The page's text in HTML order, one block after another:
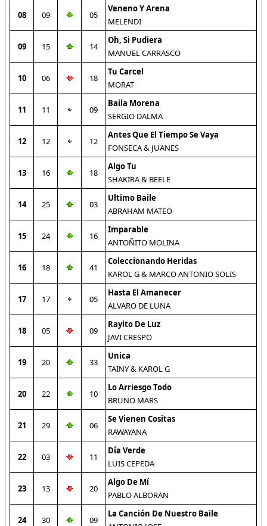
08 09 05
Veneno Y Arena
MELENDI
09 15 14
Oh, Si Pudiera
MANUEL CARRASCO
10 06 18
Tu Carcel
MORAT
11 11 09
Baila Morena
SERGIO DALMA
12 12 12
Antes Que El Tiempo Se Vaya
FONSECA & JUANES
13 16 18
Algo Tu
SHAKIRA & BEELE
14 25 03
Ultimo Baile
ABRAHAM MATEO
15 24 16
Imparable
ANTOÑITO MOLINA
16 18 41
Coleccionando Heridas
KAROL G & MARCO ANTONIO SOLIS
17 17 05
Hasta El Amanecer
ALVARO DE LUNA
18 05 09
Rayito De Luz
JAVI CRESPO
19 20 33
Unica
TAINY & KAROL G
20 22 10
Lo Arriesgo Todo
BRUNO MARS
21 29 06
Se Vienen Cositas
RAWAYANA
22 03 11
Día Verde
LUIS CEPEDA
23 13 20
Algo De Mí
PABLO ALBORAN
24 30 09
La Canción De Nuestro Baile